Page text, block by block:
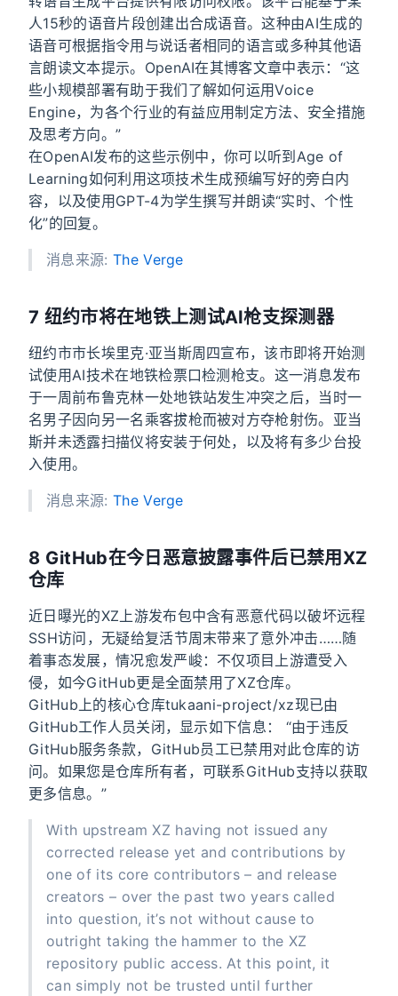
人15秒的语音片段创建出合成语音。这种由AI生成的
语音可根据指令用与说话者相同的语言或多种其他语
言朗读文本提示。OpenAI在其博客文章中表示：“这
些小规模部署有助于我们了解如何运用Voice
Engine，为各个行业的有益应用制定方法、安全措施
及思考方向。”
在OpenAI发布的这些示例中，你可以听到Age of
Learning如何利用这项技术生成预编写好的旁白内
容，以及使用GPT-4为学生撰写并朗读“实时、个性
化”的回复。
消息来源: The Verge
7 纽约市将在地铁上测试AI枪支探测器
纽约市市长埃里克·亚当斯周四宣布，该市即将开始测
试使用AI技术在地铁检票口检测枪支。这一消息发布
于一周前布鲁克林一处地铁站发生冲突之后，当时一
名男子因向另一名乘客拔枪而被对方夺枪射伤。亚当
斯并未透露扫描仪将安装于何处，以及将有多少台投
入使用。
消息来源: The Verge
8 GitHub在今日恶意披露事件后已禁用XZ
仓库
近日曝光的XZ上游发布包中含有恶意代码以破坏远程
SSH访问，无疑给复活节周末带来了意外冲击……随
着事态发展，情况愈发严峻：不仅项目上游遭受入
侵，如今GitHub更是全面禁用了XZ仓库。
GitHub上的核心仓库tukaani-project/xz现已由
GitHub工作人员关闭，显示如下信息： “由于违反
GitHub服务条款，GitHub员工已禁用对此仓库的访
问。如果您是仓库所有者，可联系GitHub支持以获取
更多信息。”
With upstream XZ having not issued any
corrected release yet and contributions by
one of its core contributors – and release
creators – over the past two years called
into question, it’s not without cause to
outright taking the hammer to the XZ
repository public access. At this point, it
can simply not be trusted until further